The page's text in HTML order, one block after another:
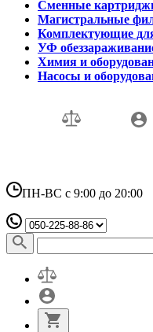
Сменные
Магистральные
Комплектующие
УФ
Химия и
Насосы и
ПН-ВС с 9:00 до 20:00